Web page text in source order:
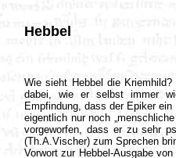
Hebbel
Wie sieht Hebbel die
dabei, wie er selbst immer
Empfindung, dass der Epiker
eigentlich nur noch
vorgeworfen, dass er zu sehr
(Th.A.Vischer) zum Sprechen
Vorwort zur Hebbel-Ausgabe